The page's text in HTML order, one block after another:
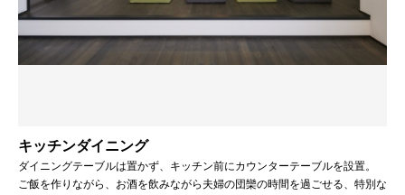
キッチンダイニング
ダイニングテーブルは置かず、キッチン前にカウンターテーブルを設置。
ご飯を作りながら、お酒を飲みながら夫婦の団欒の時間を過ごせる、特別な